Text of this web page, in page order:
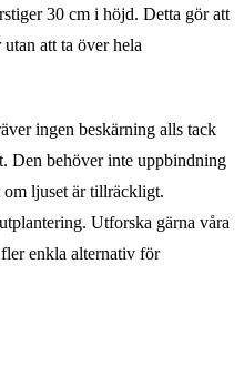
30 cm i höjd. Detta gör att
att ta över hela
ingen beskärning alls tack
Den behöver inte uppbindning
ljuset är tillräckligt.
Utforska gärna våra
enkla alternativ för